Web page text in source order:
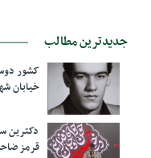
جدیدترین مطالب
کشور
خیابان
دکترین
قرمز